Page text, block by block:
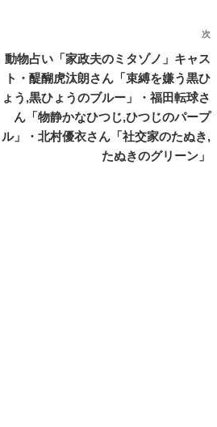
次
投
次
動物占い「家政夫のミタゾノ」キャス
ト・醍醐虎汰朗さん「束縛を嫌う黒ひ
ょう,黒ひょうのブルー」・福田転球さ
ん「物静かなひつじ,ひつじのパープ
ル」・北村優衣さん「社交家のたぬき,
たぬきのグリーン」